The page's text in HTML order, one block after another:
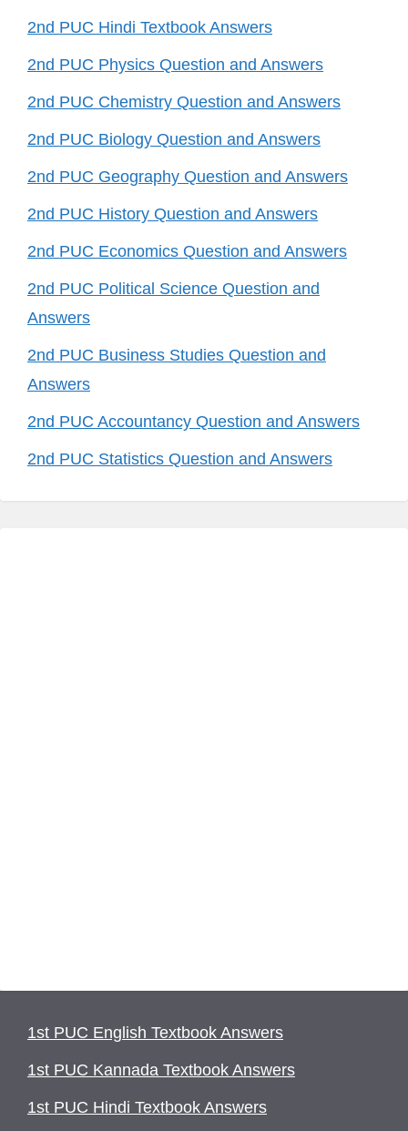
2nd PUC Hindi Textbook Answers
2nd PUC Physics Question and Answers
2nd PUC Chemistry Question and Answers
2nd PUC Biology Question and Answers
2nd PUC Geography Question and Answers
2nd PUC History Question and Answers
2nd PUC Economics Question and Answers
2nd PUC Political Science Question and
Answers
2nd PUC Business Studies Question and
Answers
2nd PUC Accountancy Question and Answers
2nd PUC Statistics Question and Answers
1st PUC English Textbook Answers
1st PUC Kannada Textbook Answers
1st PUC Hindi Textbook Answers